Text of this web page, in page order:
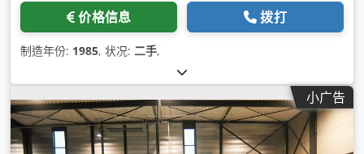
价格信息 拨打
制造年份: 1985, 状况: 二手,
小广告